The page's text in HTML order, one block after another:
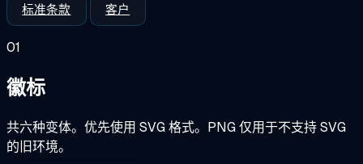
标准条款 客户
01
徽标
共六种变体。优先使用 SVG 格式。PNG 仅用于不支持 SVG
的旧环境。